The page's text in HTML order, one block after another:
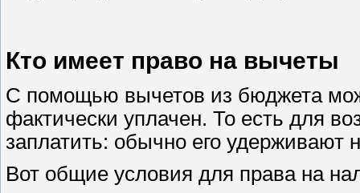
Кто имеет право на вычеты
С помощью вычетов из бюджета
фактически уплачен. То есть для
заплатить: обычно его удерживают
Вот общие условия для права на